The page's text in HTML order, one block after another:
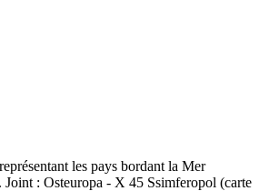
les pays bordant la Mer
: Osteuropa - X 45 Ssimferopol (carte